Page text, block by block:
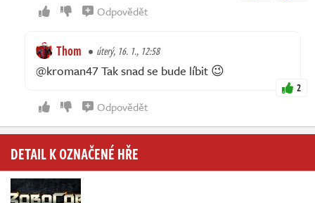
Odpovědět
Thom úterý, 16. 1., 12:58
@kroman47 Tak snad se bude líbit 😉
2
Odpovědět
DETAIL K OZNAČENÉ HŘE